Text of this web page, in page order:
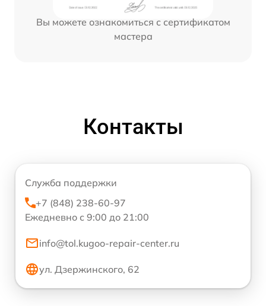
Вы можете ознакомиться с сертификатом
мастера
Контакты
Служба поддержки
+7 (848) 238-60-97
Ежедневно с 9:00 до 21:00
info@tol.kugoo-repair-center.ru
ул. Дзержинского, 62